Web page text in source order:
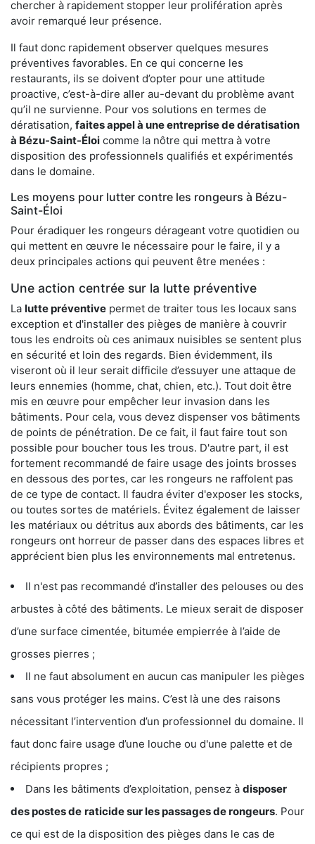
chercher à rapidement stopper leur prolifération après
avoir remarqué leur présence.
Il faut donc rapidement observer quelques mesures
préventives favorables. En ce qui concerne les
restaurants, ils se doivent d’opter pour une attitude
proactive, c’est-à-dire aller au-devant du problème avant
qu’il ne survienne. Pour vos solutions en termes de
dératisation, faites appel à une entreprise de dératisation
à Bézu-Saint-Éloi comme la nôtre qui mettra à votre
disposition des professionnels qualifiés et expérimentés
dans le domaine.
Les moyens pour lutter contre les rongeurs à Bézu-
Saint-Éloi
Pour éradiquer les rongeurs dérageant votre quotidien ou
qui mettent en œuvre le nécessaire pour le faire, il y a
deux principales actions qui peuvent être menées :
Une action centrée sur la lutte préventive
La lutte préventive permet de traiter tous les locaux sans
exception et d'installer des pièges de manière à couvrir
tous les endroits où ces animaux nuisibles se sentent plus
en sécurité et loin des regards. Bien évidemment, ils
viseront où il leur serait difficile d’essuyer une attaque de
leurs ennemies (homme, chat, chien, etc.). Tout doit être
mis en œuvre pour empêcher leur invasion dans les
bâtiments. Pour cela, vous devez dispenser vos bâtiments
de points de pénétration. De ce fait, il faut faire tout son
possible pour boucher tous les trous. D'autre part, il est
fortement recommandé de faire usage des joints brosses
en dessous des portes, car les rongeurs ne raffolent pas
de ce type de contact. Il faudra éviter d'exposer les stocks,
ou toutes sortes de matériels. Évitez également de laisser
les matériaux ou détritus aux abords des bâtiments, car les
rongeurs ont horreur de passer dans des espaces libres et
apprécient bien plus les environnements mal entretenus.
Il n'est pas recommandé d’installer des pelouses ou des
arbustes à côté des bâtiments. Le mieux serait de disposer
d’une surface cimentée, bitumée empierrée à l’aide de
grosses pierres ;
Il ne faut absolument en aucun cas manipuler les pièges
sans vous protéger les mains. C’est là une des raisons
nécessitant l’intervention d’un professionnel du domaine. Il
faut donc faire usage d’une louche ou d'une palette et de
récipients propres ;
Dans les bâtiments d’exploitation, pensez à disposer
des postes de raticide sur les passages de rongeurs. Pour
ce qui est de la disposition des pièges dans le cas de